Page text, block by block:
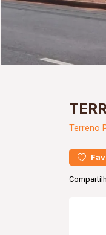
Terreno